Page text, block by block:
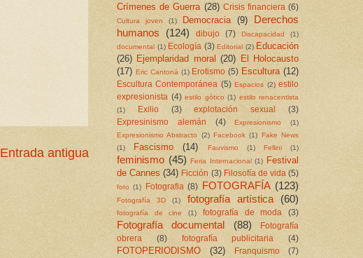
Entrada antigua
Crímenes de Guerra (28) Crisis financiera (6)
Cultura joven (1) Democracia (9)
Derechos
humanos (124) dibujo (7) Discapacidad
(1)
documental (1) Ecología (3) Editorial (2) Educación
(26) Ejemplaridad moral (20) El Holocausto
(17) Eric Cantoná (1) Erotismo (5) Escultura (12)
Escultura Contemporánea (5) Espacios (2) estilo
expresionista (4) estilo gótico (1) estilo renacentista
(1)
Exilio (3) explotación sexual
(3)
Expresinismo alemán
(4) Expresionismo
(1)
Expresionismo Abstracto
(2) Facebook (1)
Fake News
(1)
Fascismo (14) Fauvismo (1) Fellini (1)
feminismo (45) Feria Internacional (1) Festival
de Cannes (34) Ficción (3) Filosofía de vida (5)
foto (1) Fotografia (8) FOTOGRAFÍA (123)
Fotografía 3D (1) fotografía artística (60)
fotografía de cine (1) fotografía de moda (3)
Fotografía documental (88)
Fotografía
obrera
(8) fotografía publicitaria (4)
FOTOPERIODISMO (32) Franquismo (7)